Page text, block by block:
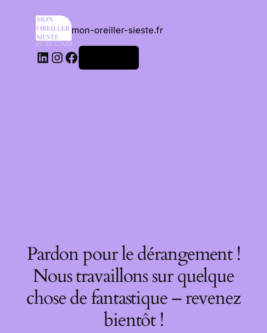
mon-oreiller-sieste.fr
Pardon pour le dérangement !
Nous travaillons sur quelque
chose de fantastique – revenez
bientôt !